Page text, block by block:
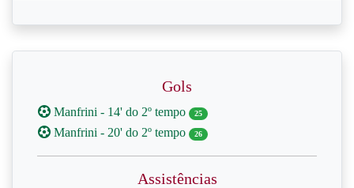
Gols
Manfrini - 14' do 2º tempo 25
Manfrini - 20' do 2º tempo 26
Assistências